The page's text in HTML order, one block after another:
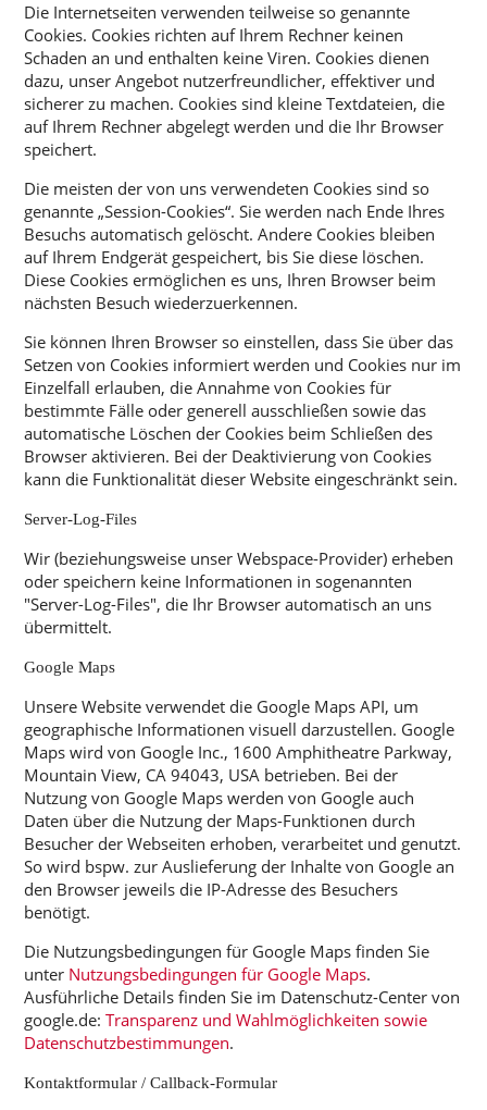
Die Internetseiten verwenden teilweise so genannte
Cookies. Cookies richten auf Ihrem Rechner keinen
Schaden an und enthalten keine Viren. Cookies dienen
dazu, unser Angebot nutzerfreundlicher, effektiver und
sicherer zu machen. Cookies sind kleine Textdateien, die
auf Ihrem Rechner abgelegt werden und die Ihr Browser
speichert.
Die meisten der von uns verwendeten Cookies sind so
genannte „Session-Cookies“. Sie werden nach Ende Ihres
Besuchs automatisch gelöscht. Andere Cookies bleiben
auf Ihrem Endgerät gespeichert, bis Sie diese löschen.
Diese Cookies ermöglichen es uns, Ihren Browser beim
nächsten Besuch wiederzuerkennen.
Sie können Ihren Browser so einstellen, dass Sie über das
Setzen von Cookies informiert werden und Cookies nur im
Einzelfall erlauben, die Annahme von Cookies für
bestimmte Fälle oder generell ausschließen sowie das
automatische Löschen der Cookies beim Schließen des
Browser aktivieren. Bei der Deaktivierung von Cookies
kann die Funktionalität dieser Website eingeschränkt sein.
Server-Log-Files
Wir (beziehungsweise unser Webspace-Provider) erheben
oder speichern keine Informationen in sogenannten
"Server-Log-Files", die Ihr Browser automatisch an uns
übermittelt.
Google Maps
Unsere Website verwendet die Google Maps API, um
geographische Informationen visuell darzustellen. Google
Maps wird von Google Inc., 1600 Amphitheatre Parkway,
Mountain View, CA 94043, USA betrieben. Bei der
Nutzung von Google Maps werden von Google auch
Daten über die Nutzung der Maps-Funktionen durch
Besucher der Webseiten erhoben, verarbeitet und genutzt.
So wird bspw. zurAuslieferung der Inhalte von Google an
den Browser jeweils die IP-Adresse des Besuchers
benötigt.
Die Nutzungsbedingungen für Google Maps finden Sie
unter Nutzungsbedingungen für Google Maps.
Ausführliche Details finden Sie im Datenschutz-Center von
google.de:Transparenz und Wahlmöglichkeiten sowie
Datenschutzbestimmungen.
Kontaktformular / Callback-Formular